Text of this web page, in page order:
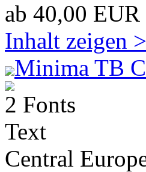
ab 40,00 EUR
Inhalt zeigen
Minima TB
2 Fonts
Text
Central